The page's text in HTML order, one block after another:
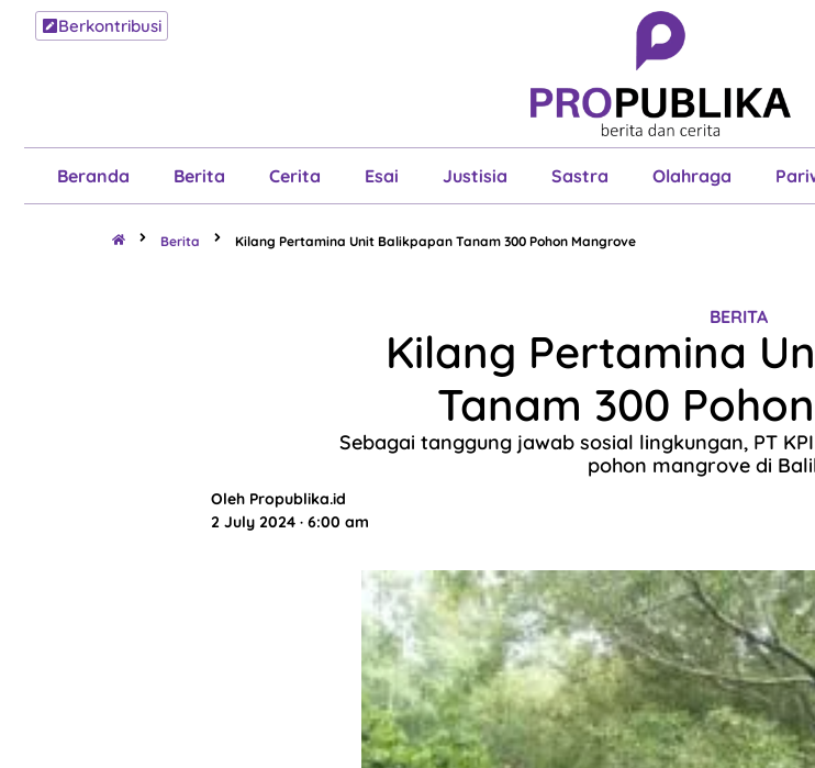
Berkontribusi
Beranda Berita Cerita Esai Justisia Sastra Olahraga
Berita Cerita Esai Justisia
Pariwara
Berita Kilang Pertamina Unit Balikpapan Tanam 300 Pohon Mangrove
BERITA
Kilang Pertamina
Tanam 300
Sebagai tanggung jawab sosial lingkungan, PT
pohon mangrove di
Oleh Propublika.id
2 July 2024 · 6:00 am